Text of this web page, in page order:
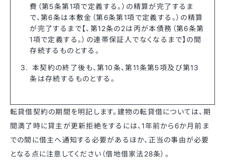
費（第5条第1項で定義する。）の精算が完了するま
で、第6条は本敷金（第6条第1項で定義する。）の精算
が完了するまで【、第12条の2は丙が本債務（第6条第
1項で定義する。）の連帯保証人でなくなるまで】の間
存続するものとする。
本契約の終了後も、第10条、第11条第5項及び第13
条は存続するものとする。
転貸借契約の期間を明記します。建物の転貸借については、期
間満了時に貸主が更新拒絶をするには、1年前から6か月前ま
での間に借主へ通知する必要があるほか、正当の事由が必要
となる点に注意してください（借地借家法28条）。